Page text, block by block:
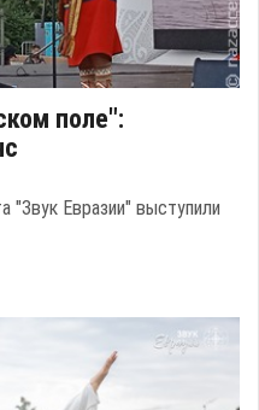
поле":
"Звук Евразии" выступили